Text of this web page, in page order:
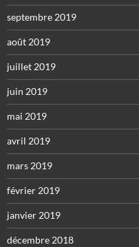
septembre 2019
août 2019
juillet 2019
juin 2019
mai 2019
avril 2019
mars 2019
février 2019
janvier 2019
décembre 2018